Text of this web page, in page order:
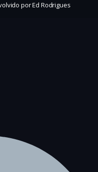
por Ed Rodrigues